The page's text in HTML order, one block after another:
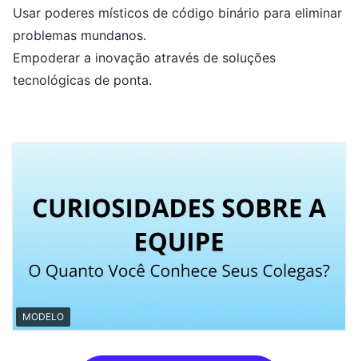
Usar poderes místicos de código binário para eliminar
problemas mundanos.
Empoderar a inovação através de soluções
tecnológicas de ponta.
MODELO